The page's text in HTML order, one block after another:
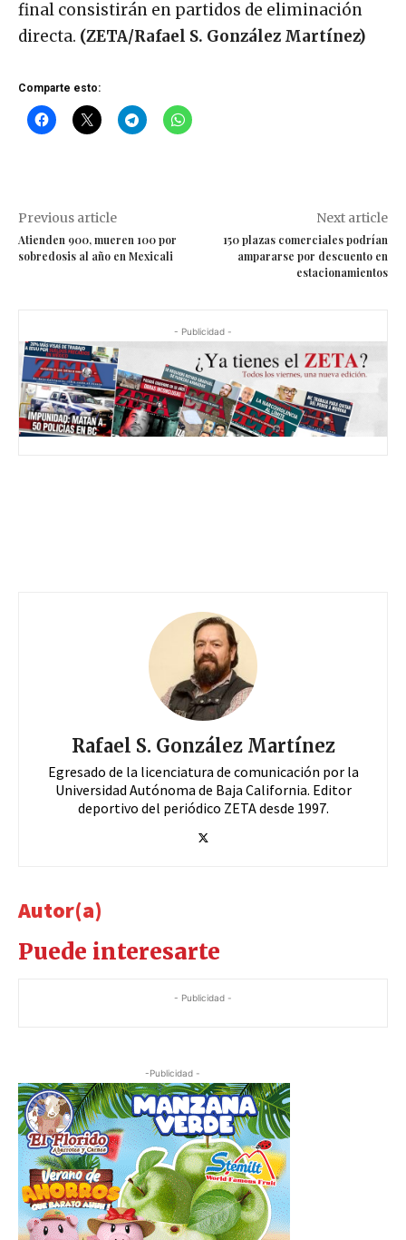
final consistirán en partidos de eliminación
directa. (ZETA/Rafael S. González Martínez)
Comparte esto:
Previous article
Atienden 900, mueren 100 por
sobredosis al año en Mexicali
Next article
150 plazas comerciales podrían
ampararse por descuento en
estacionamientos
- Publicidad -
Rafael S. González Martínez
Egresado de la licenciatura de comunicación por la
Universidad Autónoma de Baja California. Editor
deportivo del periódico ZETA desde 1997.
Autor(a)
Puede interesarte
- Publicidad -
-Publicidad -